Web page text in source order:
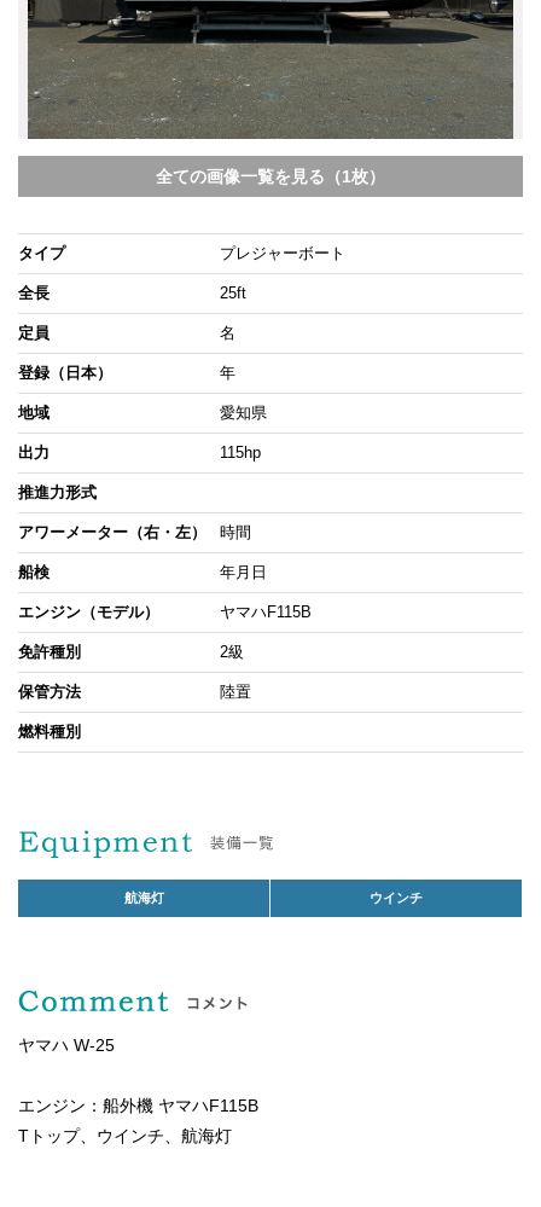
全ての画像一覧を見る（1枚）
タイプ プレジャーボート
全長 25ft
定員 名
登録（日本） 年
地域 愛知県
出力 115hp
推進力形式
アワーメーター（右・左） 時間
船検 年月日
エンジン（モデル） ヤマハF115B
免許種別 2級
保管方法 陸置
燃料種別
航海灯 ウインチ
ヤマハ W-25
エンジン：船外機 ヤマハF115B
Tトップ、ウインチ、航海灯